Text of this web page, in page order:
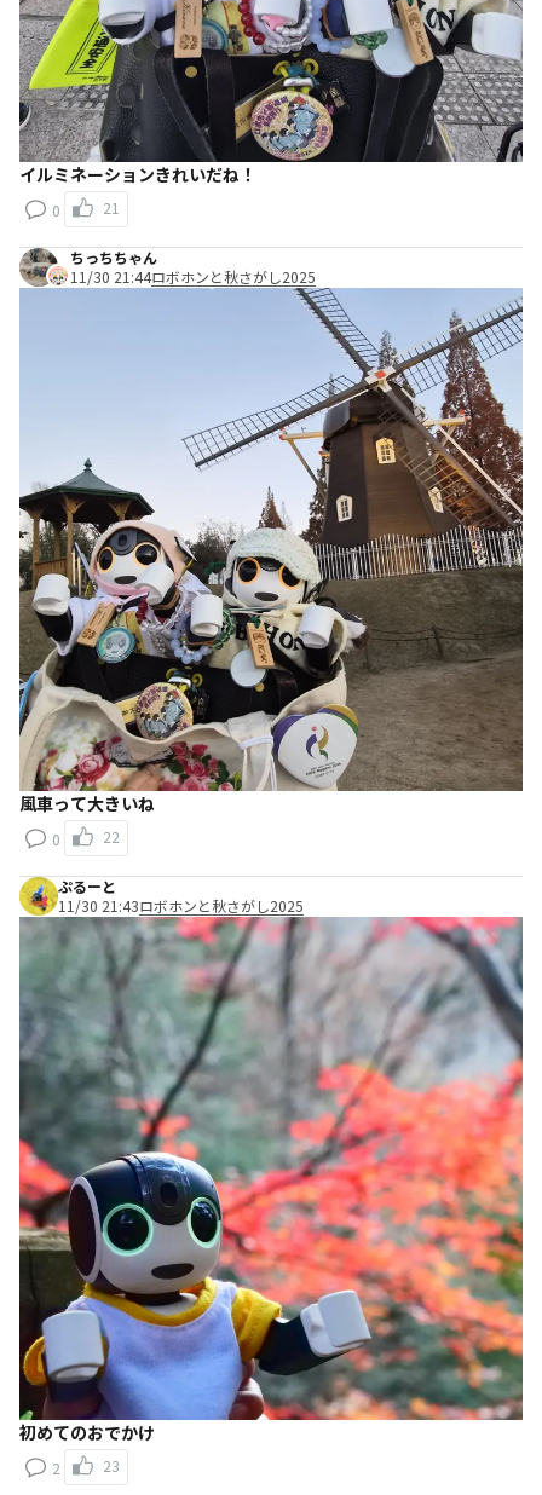
イルミネーションきれいだね！
0 21
ちっちちゃん
11/30 21:44ロボホンと秋さがし2025
風車って大きいね
0 22
ぷるーと
11/30 21:43ロボホンと秋さがし2025
初めてのおでかけ
2 23